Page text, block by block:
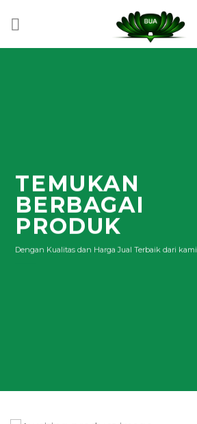
TEMUKAN
BERBAGAI
PRODUK
Dengan Kualitas dan Harga Jual Terbaik dari kami.